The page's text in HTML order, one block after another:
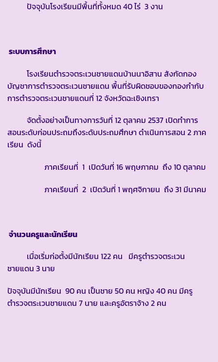
ปัจจุบันโรงเรียนมีพื้นที่ทั้งหมด 40 ไร่ 3 งาน
ระบบการศึกษา
โรงเรียนตำรวจตระเวนชายแดนบ้านนาอิสาน สังกัดกอง
บัญชาการตำรวจตระเวนชายแดน พื้นที่รับผิดชอบของกองกำกับ
การตำรวจตระเวนชายแดนที่ 12 จังหวัดฉะเชิงเทรา
จัดตั้งอย่างเป็นทางการวันที่ 12 ตุลาคม 2537 เปิดทำการ
สอนระดับก่อนประถมถึงระดับประถมศึกษา ดำเนินการสอน 2 ภาค
เรียน ดังนี้
ภาคเรียนที่ 1 เปิดวันที่ 16 พฤษภาคม ถึง 10 ตุลาคม
ภาคเรียนที่ 2 เปิดวันที่ 1 พฤศจิกายน ถึง 31 มีนาคม
จำนวนครูและนักเรียน
เมื่อเริ่มก่อตั้งมีนักเรียน 122 คน มีครูตำรวจตระเวน
ชายแดน 3 นาย
ปัจจุบันมีนักเรียน 90 คน เป็นชาย 50 คน หญิง 40 คน มีครู
ตำรวจตระเวนชายแดน 7 นาย และครูอัตราจ้าง 2 คน